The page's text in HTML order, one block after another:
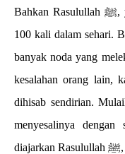
Bahkan Rasulullah ﷺ, yang dijamin masuk surga, beristighfar
100 kali dalam sehari.
banyak noda yang
kesalahan orang lain,
dihisab sendirian.
menyesalinya dengan
diajarkan Rasulullah ﷺ,